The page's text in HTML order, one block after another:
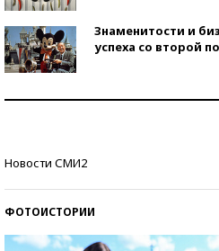
Знаменитости и
успеха со второй
Новости СМИ2
ФОТОИСТОРИИ